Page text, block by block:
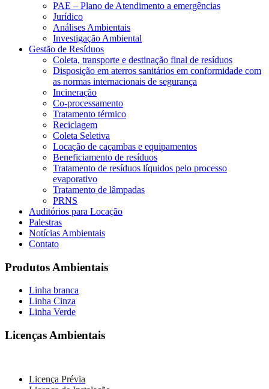
PAE – Plano de Atendimento a emergências
Jurídico
Análises Ambientais
Investigação Ambiental
Gestão de Resíduos
Coleta, transporte e destinação final de resíduos
Disposição em aterros sanitários em conformidade com
as normas internacionais de segurança
Incineração
Co-processamento
Tratamento térmico
Reciclagem
Coleta Seletiva
Locação de caçambas e equipamentos
Beneficiamento de resíduos
Tratamento de resíduos líquidos pelo processo
evaporativo
Tratamento de lâmpadas
PRNS
Auditórios para Locação
Palestras
Notícias Ambientais
Contato
Produtos Ambientais
Linha branca
Linha Cinza
Linha Verde
Licenças Ambientais
Licença Prévia